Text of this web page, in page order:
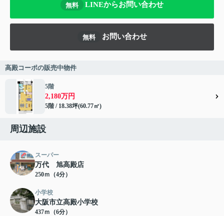
無料 LINEからお問い合わせ
無料 お問い合わせ
高殿コーポの販売中物件
5階
2,180万円
5階 / 18.38坪(60.77㎡)
周辺施設
スーパー
万代 旭高殿店
250ｍ（4分）
小学校
大阪市立高殿小学校
437ｍ（6分）